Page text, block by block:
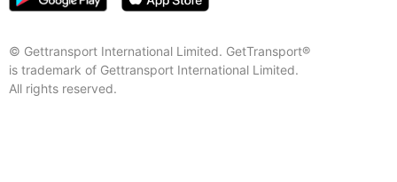
© Gettransport International Limited. GetTransport®
is trademark of Gettransport International Limited.
All rights reserved.